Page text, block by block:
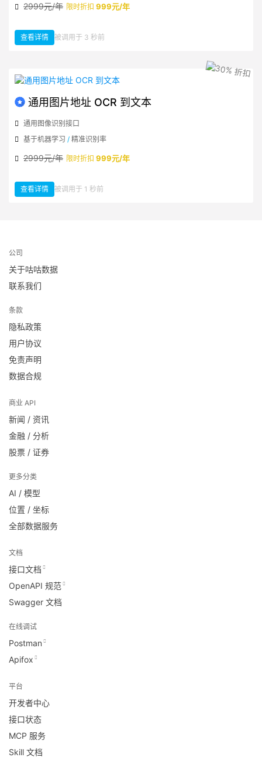
2999元/年 限时折扣 999元/年
查看详情：图片 OCR 转 Word
被调用于 3 秒前
通用图片地址 OCR 到文本
通用图像识别接口
基于机器学习 / 精准识别率
2999元/年 限时折扣 999元/年
查看详情：通用图片地址 OCR 到文本
被调用于 1 秒前
公司
关于咕咕数据
联系我们
条款
隐私政策
用户协议
免责声明
数据合规
商业 API
新闻 / 资讯
金融 / 分析
股票 / 证券
更多分类
AI / 模型
位置 / 坐标
全部数据服务
文档
接口文档
OpenAPI 规范
Swagger 文档
在线调试
Postman
Apifox
平台
开发者中心
接口状态
MCP 服务
Skill 文档